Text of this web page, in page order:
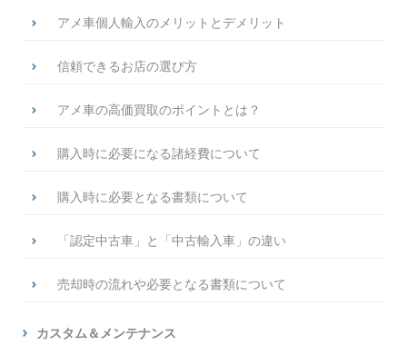
アメ車個人輸入のメリットとデメリット
信頼できるお店の選び方
アメ車の高価買取のポイントとは？
購入時に必要になる諸経費について
購入時に必要となる書類について
「認定中古車」と「中古輸入車」の違い
売却時の流れや必要となる書類について
カスタム＆メンテナンス